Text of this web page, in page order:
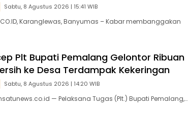
Sabtu, 8 Agustus 2026 | 15:41 WIB
Karanglewas, Banyumas – Kabar membanggakan
Plt Bupati Pemalang Gelontor Ribuan
ke Desa Terdampak Kekeringan
Sabtu, 8 Agustus 2026 | 14:20 WIB
— Pelaksana Tugas (Plt.) Bupati Pemalang,…